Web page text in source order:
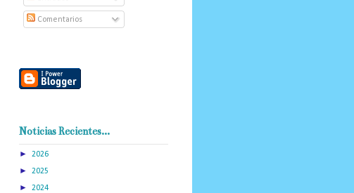
Comentarios
Noticias Recientes...
► 2026
► 2025
► 2024